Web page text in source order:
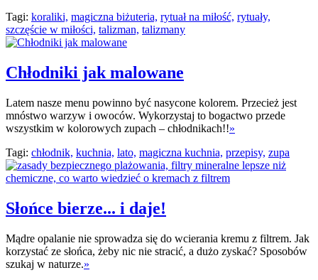
Tagi: koraliki, magiczna biżuteria, rytuał na miłość, rytuały,
szczęście w miłości, talizman, talizmany
Chłodniki jak malowane
Latem nasze menu powinno być nasycone kolorem. Przecież jest
mnóstwo warzyw i owoców. Wykorzystaj to bogactwo przede
wszystkim w kolorowych zupach – chłodnikach!!»
Tagi: chłodnik, kuchnia, lato, magiczna kuchnia, przepisy, zupa
Słońce bierze... i daje!
Mądre opalanie nie sprowadza się do wcierania kremu z filtrem. Jak
korzystać ze słońca, żeby nic nie stracić, a dużo zyskać? Sposobów
szukaj w naturze.»